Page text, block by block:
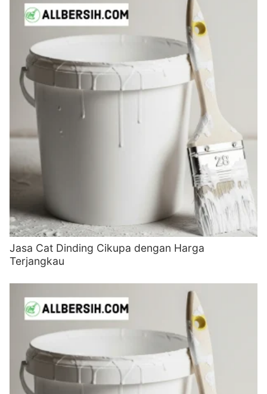
Jasa Cat Dinding Cikupa dengan Harga
Terjangkau